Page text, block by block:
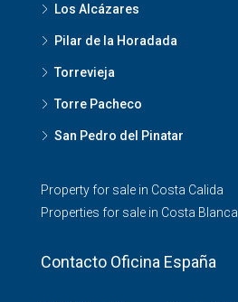
Los Alcázares
Pilar de la Horadada
Torrevieja
Torre Pacheco
San Pedro del Pinatar
Property for sale in Costa Calida
Properties for sale in Costa Blanca
Contacto Oficina España